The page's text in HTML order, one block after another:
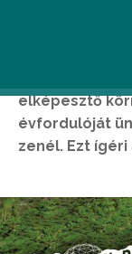
elképesztő
évfordulóját
zenél. Ezt ígéri